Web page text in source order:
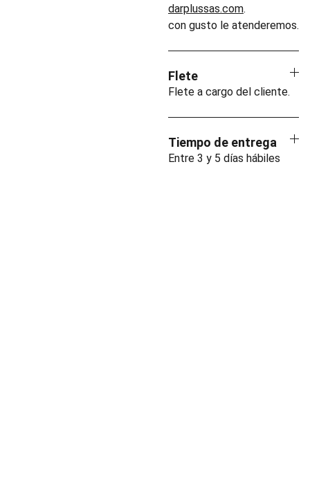
darplussas.com.
con gusto le atenderemos.
Flete
Flete a cargo del cliente.
Tiempo de entrega
Entre 3 y 5 días hábiles